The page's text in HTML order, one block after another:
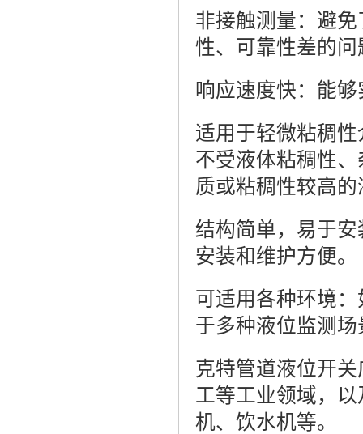
非接触测量：避
性、可靠性差的问
响应速度快：能
适用于轻微粘稠
不受液体粘稠性
质或粘稠性较高的
结构简单，易于
安装和维护方便。
可适用各种环境
于多种液位监测场
克特管道液位开
工等工业领域，
机、饮水机等。